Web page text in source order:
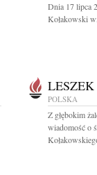
Dnia 17 lipca
Kołakowski
POLSKA
Z głębokim
wiadomość o